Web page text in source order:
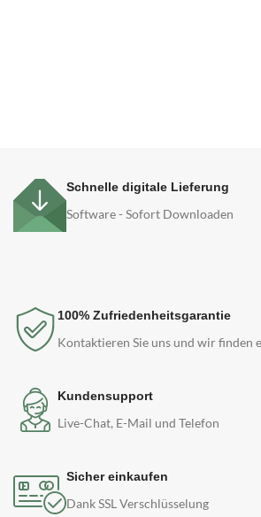
Schnelle digitale Lieferung
Software - Sofort Downloaden
100% Zufriedenheitsgarantie
Kontaktieren Sie uns und wir finden
Kundensupport
Live-Chat, E-Mail und Telefon
Sicher einkaufen
Dank SSL Verschlüsselung